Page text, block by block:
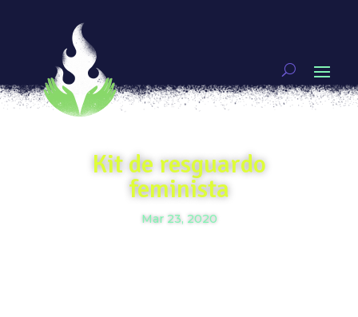
Kit de resguardo
feminista
Mar 23, 2020